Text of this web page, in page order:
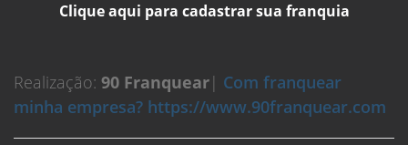
Clique aqui para cadastrar sua franquia
Realização: 90 Franquear| Com franquear
minha empresa? https://www.90franquear.com